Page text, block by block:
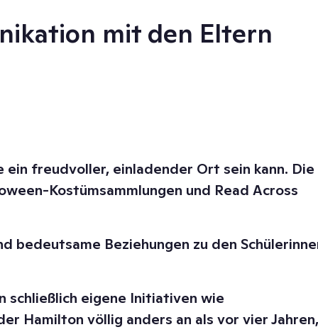
mit den Eltern
ein freudvoller, einladender Ort sein kann. Die
Kostümsammlungen und Read Across
bedeutsame Beziehungen zu den
schließlich eigene Initiativen wie
Hamilton völlig anders an als vor vier Jahren,